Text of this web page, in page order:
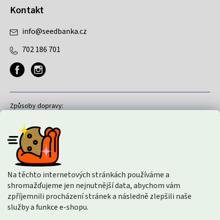
Na těchto internetových stránkách používáme a
shromažďujeme jen nejnutnější data, abychom vám
zpříjemnili procházení stránek a následně zlepšili naše
služby a funkce e-shopu.
Kontakt
info@seedbanka.cz
702 186 701
Způsoby dopravy:
Způsoby platby: